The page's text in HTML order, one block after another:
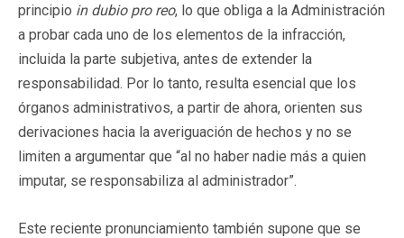
principio in dubio pro reo, lo que obliga a la Administración
a probar cada uno de los elementos de la infracción,
incluida la parte subjetiva, antes de extender la
responsabilidad. Por lo tanto, resulta esencial que los
órganos administrativos, a partir de ahora, orienten sus
derivaciones hacia la averiguación de hechos y no se
limiten a argumentar que “al no haber nadie más a quien
imputar, se responsabiliza al administrador”.
Este reciente pronunciamiento también supone que se